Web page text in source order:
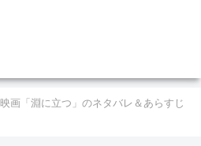
映画「淵に立つ」のネタバレ＆あらすじ